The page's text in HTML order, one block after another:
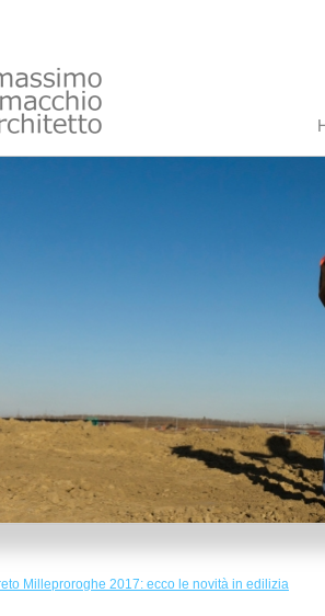
Milleproroghe 2017: ecco le novità in edilizia